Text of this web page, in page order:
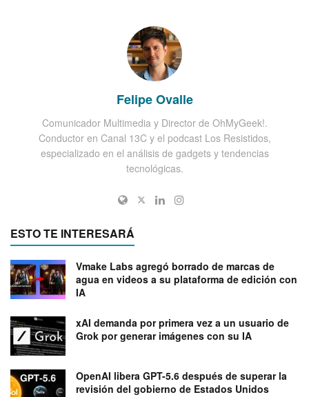
Felipe Ovalle
Comunicador Multimedia y Director de OhMyGeek!.
Conductor en Canal 13C y el podcast Los Resistidos,
especializado en el análisis de gadgets y tendencias
tecnológicas.
ESTO TE INTERESARÁ
Vmake Labs agregó borrado de marcas de
agua en videos a su plataforma de edición con
IA
xAI demanda por primera vez a un usuario de
Grok por generar imágenes con su IA
OpenAI libera GPT-5.6 después de superar la
revisión del gobierno de Estados Unidos